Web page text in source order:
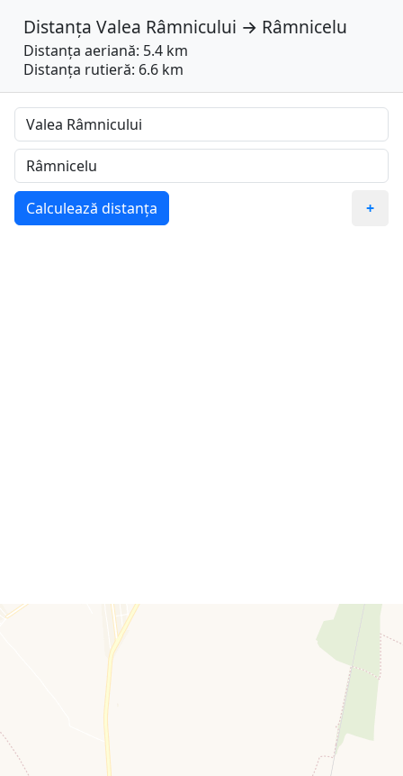
Distanța Valea Râmnicului → Râmnicelu
Distanța aeriană: 5.4 km
Distanța rutieră: 6.6 km
Calculează distanța +